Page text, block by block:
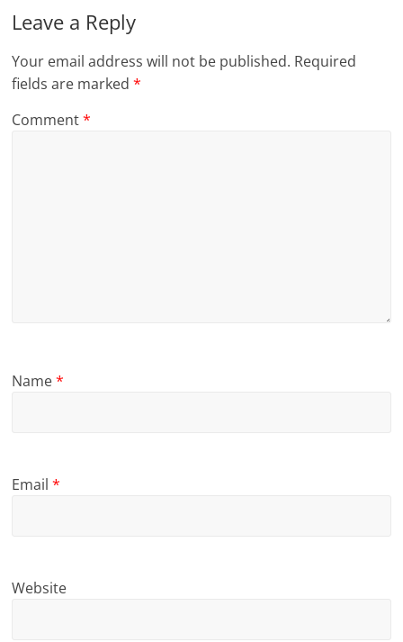
Leave a Reply
Your email address will not be published. Required
fields are marked*
Comment*
Name*
Email*
Website